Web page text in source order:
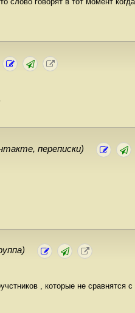
переписки)
, которые не сравнятся с